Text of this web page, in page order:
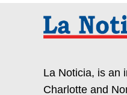
La Noticia, is an
Charlotte and